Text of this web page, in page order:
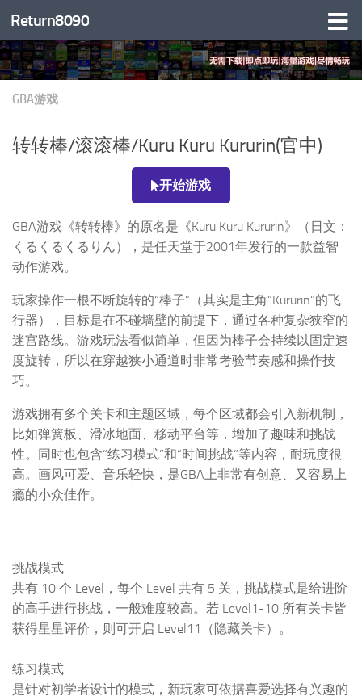
跳至内容
Return8090
GBA游戏
转转棒/滚滚棒/Kuru Kuru Kururin(官中)
开始游戏
GBA游戏《转转棒》的原名是《Kuru Kuru Kururin》（日文：
くるくるくるりん），是任天堂于2001年发行的一款益智
动作游戏。
玩家操作一根不断旋转的“棒子”（其实是主角“Kururin”的飞
行器），目标是在不碰墙壁的前提下，通过各种复杂狭窄的
迷宫路线。游戏玩法看似简单，但因为棒子会持续以固定速
度旋转，所以在穿越狭小通道时非常考验节奏感和操作技
巧。
游戏拥有多个关卡和主题区域，每个区域都会引入新机制，
比如弹簧板、滑冰地面、移动平台等，增加了趣味和挑战
性。同时也包含“练习模式”和“时间挑战”等内容，耐玩度很
高。画风可爱、音乐轻快，是GBA上非常有创意、又容易上
瘾的小众佳作。
挑战模式
共有 10 个 Level，每个 Level 共有 5 关，挑战模式是给进阶
的高手进行挑战，一般难度较高。若 Level1-10 所有关卡皆
获得星星评价，则可开启 Level11（隐藏关卡）。
练习模式
是针对初学者设计的模式，新玩家可依据喜爱选择有兴趣的